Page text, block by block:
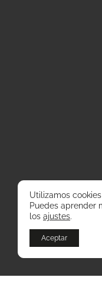
Utilizamos
Puedes aprender
los ajustes.
Aceptar